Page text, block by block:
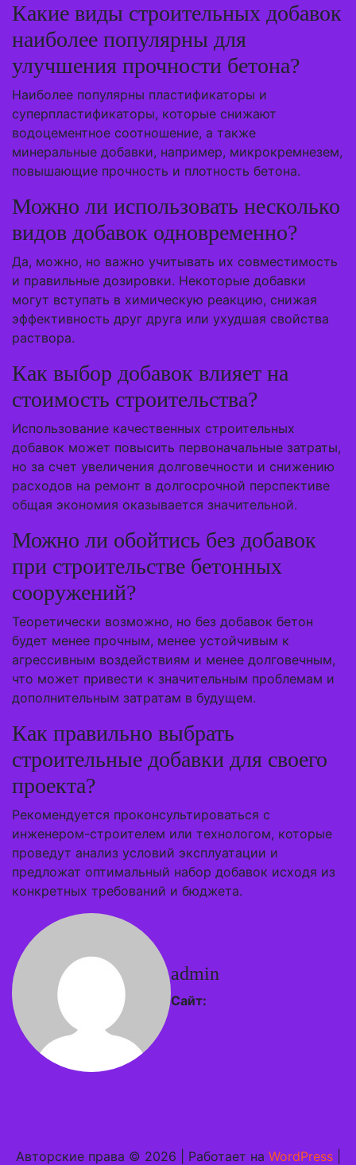
Какие виды строительных добавок
наиболее популярны для
улучшения прочности бетона?
Наиболее популярны пластификаторы и
суперпластификаторы, которые снижают
водоцементное соотношение, а также
минеральные добавки, например, микрокремнезем,
повышающие прочность и плотность бетона.
Можно ли использовать несколько
видов добавок одновременно?
Да, можно, но важно учитывать их совместимость
и правильные дозировки. Некоторые добавки
могут вступать в химическую реакцию, снижая
эффективность друг друга или ухудшая свойства
раствора.
Как выбор добавок влияет на
стоимость строительства?
Использование качественных строительных
добавок может повысить первоначальные затраты,
но за счет увеличения долговечности и снижению
расходов на ремонт в долгосрочной перспективе
общая экономия оказывается значительной.
Можно ли обойтись без добавок
при строительстве бетонных
сооружений?
Теоретически возможно, но без добавок бетон
будет менее прочным, менее устойчивым к
агрессивным воздействиям и менее долговечным,
что может привести к значительным проблемам и
дополнительным затратам в будущем.
Как правильно выбрать
строительные добавки для своего
проекта?
Рекомендуется проконсультироваться с
инженером-строителем или технологом, которые
проведут анализ условий эксплуатации и
предложат оптимальный набор добавок исходя из
конкретных требований и бюджета.
admin
Сайт:
Авторские права © 2026 | Работает на WordPress